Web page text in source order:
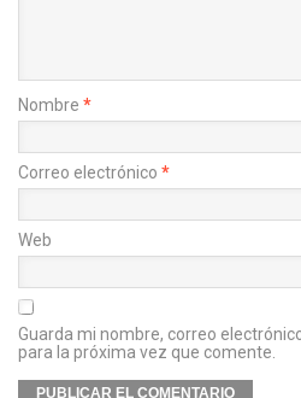
Nombre *
Correo electrónico *
Web
Guarda mi nombre, correo
para la próxima vez que comente.